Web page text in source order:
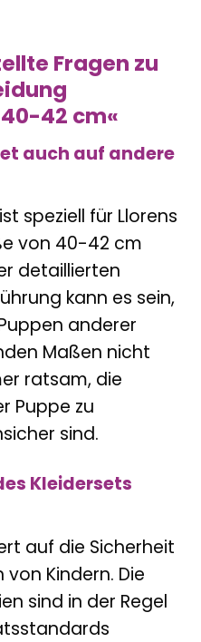
Fragen zu
42 cm«
auch auf andere
speziell für Llorens
von 40-42 cm
detaillierten
kann es sein,
anderer
Maßen nicht
ratsam, die
Puppe zu
sind.
Kleidersets
auf die Sicherheit
Kindern. Die
sind in der Regel